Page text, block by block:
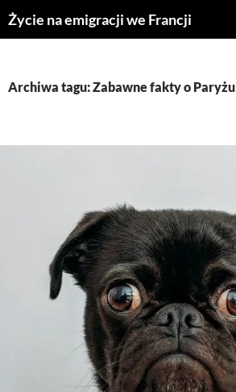
Przejdź
doŻycie na emigracji we Francji
Archiwa tagu: Zabawne fakty o Paryżu